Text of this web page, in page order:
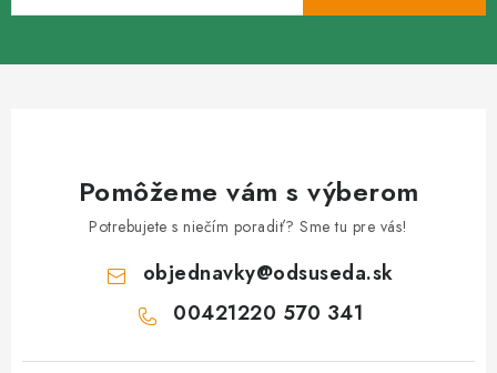
Pomôžeme vám s výberom
Potrebujete s niečím poradiť? Sme tu pre vás!
objednavky@odsuseda.sk
00421220 570 341